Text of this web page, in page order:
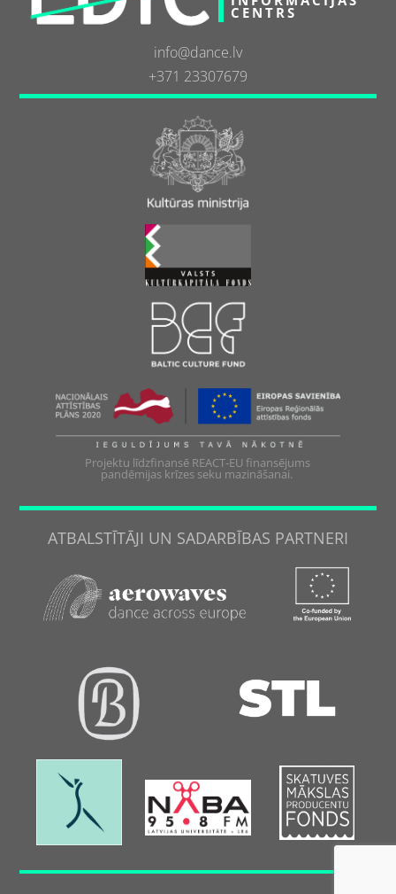
CENTRS
info@dance.lv
+371 23307679
Projektu līdzfinansē REACT-EU finansējums
pandēmijas krīzes seku mazināšanai.
ATBALSTĪTĀJI UN SADARBĪBAS PARTNERI